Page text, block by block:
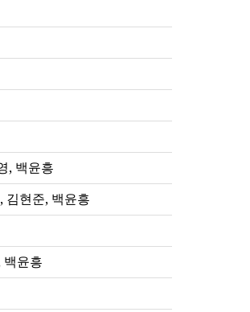
, 백윤흥
김현준, 백윤흥
윤흥